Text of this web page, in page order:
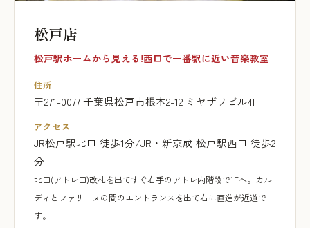
松戸店
松戸駅ホームから見える!西口で一番駅に近い音楽教室
住所
〒271-0077 千葉県松戸市根本2-12 ミヤザワビル4F
アクセス
JR松戸駅北口 徒歩1分/JR・新京成 松戸駅西口 徒歩2
分
北口(アトレ口)改札を出てすぐ右手のアトレ内階段で1Fへ。カル
ディとファリーヌの間のエントランスを出て右に直進が近道で
す。